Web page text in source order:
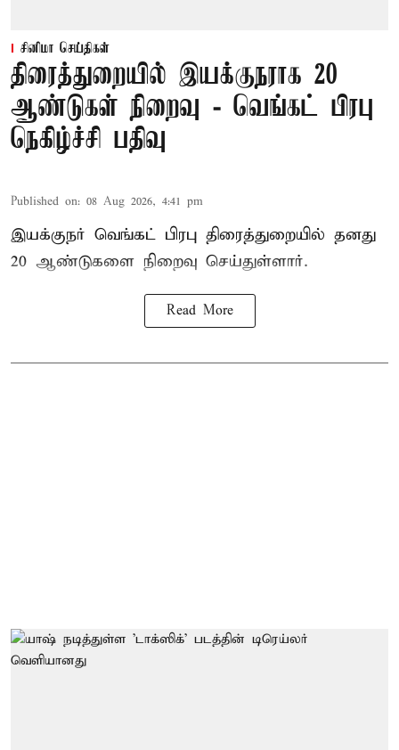
சினிமா செய்திகள்
திரைத்துறையில் இயக்குநராக 20
ஆண்டுகள் நிறைவு - வெங்கட் பிரபு
நெகிழ்ச்சி பதிவு
Published on: 08 Aug 2026, 4:41 pm
இயக்குநர் வெங்கட் பிரபு திரைத்துறையில் தனது
20 ஆண்டுகளை நிறைவு செய்துள்ளார்.
Read More